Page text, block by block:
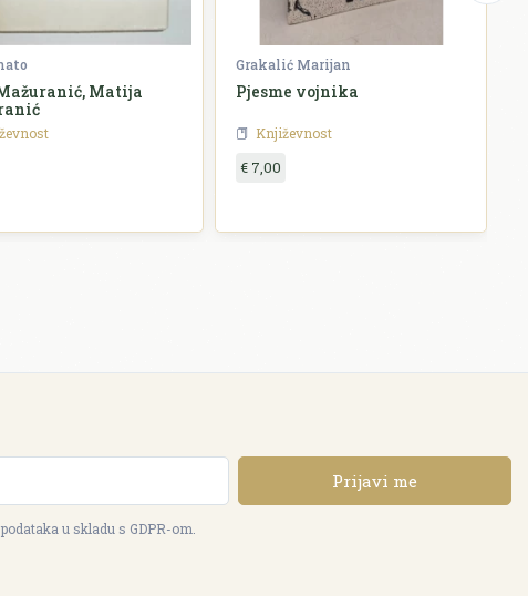
Matija
Grakalić Marijan
Pjesme vojnika
Književnost
€ 7,00
Prijavi me
u skladu s GDPR-om.